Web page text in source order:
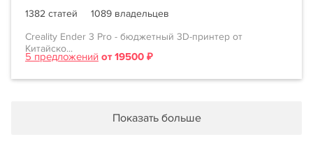
1382 статей
1089 владельцев
Creality Ender 3 Pro - бюджетный 3D-принтер от
Китайско...
5 предложений от 19500 ₽
Показать больше